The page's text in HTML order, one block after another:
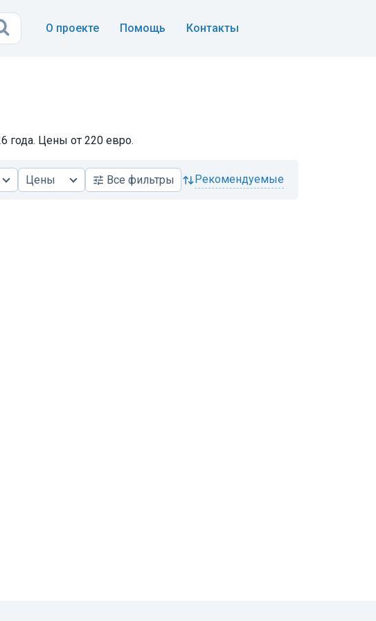
О проекте Помощь Контакты
года. Цены от 220 евро.
Цены Все фильтры рекомендуемые